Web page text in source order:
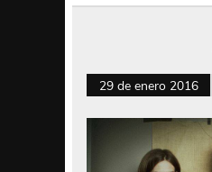
29 de enero 2016